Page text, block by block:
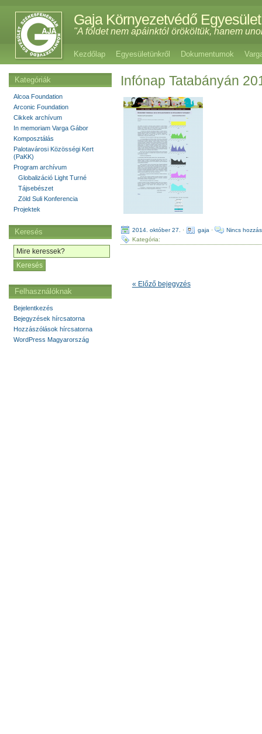
Gaja Környezetvédő Egyesület
"A földet nem apáinktól örököltük, hanem
Kezdőlap Egyesületünkről Dokumentumok
Infónap Tatabányán
2014. október 27. · gaja ·
Nincs
Kategória:
« Előző bejegyzés
Kategóriák
Alcoa Foundation
Arconic Foundation
Cikkek archívum
In memoriam Varga Gábor
Komposztálás
Palotavárosi Közösségi Kert
(PaKK)
Program archívum
Globalizáció Light Turné
Tájsebészet
Zöld Suli Konferencia
Projektek
Keresés
Felhasználóknak
Bejelentkezés
Bejegyzések hírcsatorna
Hozzászólások hírcsatorna
WordPress Magyarország